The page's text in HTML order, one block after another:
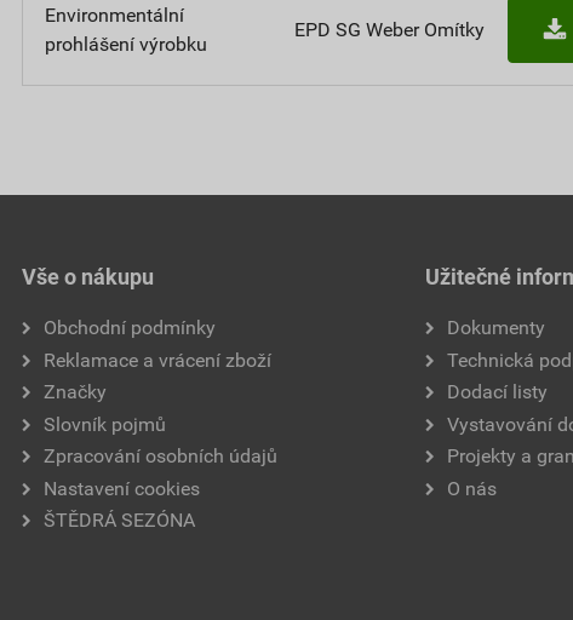
Environmentální
prohlášení výrobku
EPD SG Weber Omítky
Vše o nákupu
Obchodní podmínky
Reklamace a vrácení zboží
Značky
Slovník pojmů
Zpracování osobních údajů
Nastavení cookies
ŠTĚDRÁ SEZÓNA
Užitečné
Dokumenty
Technická
Dodací listy
Vystavování
Projekty a
O nás